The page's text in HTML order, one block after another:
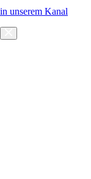
in unserem Kanal